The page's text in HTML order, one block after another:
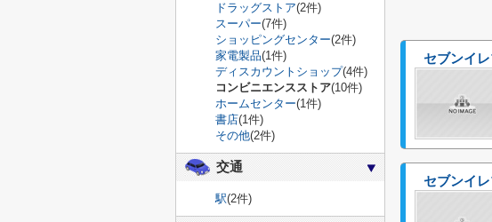
セブンイ
セブンイ
ドラッグストア(2件)
スーパー(7件)
ショッピングセンター(2件)
家電製品(1件)
ディスカウントショップ(4件)
コンビニエンスストア(10件)
ホームセンター(1件)
書店(1件)
その他(2件)
交通
駅(2件)